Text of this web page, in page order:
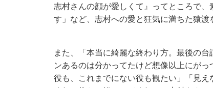
志村さんの顔が愛しくて』ってところで
す」など、志村への愛と狂気に満ちた猿渡
また、「本当に綺麗な終わり方。最後の
ンあるのは分かってたけど想像以上にが
役も、これまでにない役も観たい」「見